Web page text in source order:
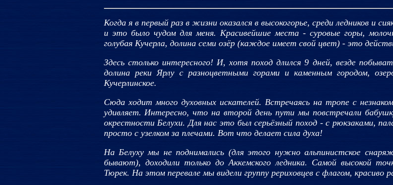
Когда я в первый раз в жизни оказался в высокогорье, среди ледников и
и это было чудом для меня. Красивейшие места - суровые горы,
голубая Кучерла, долина семи озёр (каждое имеет свой цвет) - это
Здесь столько интересного! И, хотя поход длился 9 дней, везде
долина реки Ярлу с разноцветными горами и каменным городом,
Кучерлинское.
Сюда ходит много духовных искателей. Встречаясь на тропе с
удивляет. Интересно, что на второй день пути мы повстречали
окрестности Белухи. Для нас это был серьёзный поход - с рюкзаками,
просто с узелком за плечами. Вот что делает сила духа!
На Белуху мы не поднимались (для этого нужно альпинистское
бывают), доходили только до Аккемского ледника. Самой высокой
Тюрек. На этом перевале мы видели группу рериховцев с флагом, красиво